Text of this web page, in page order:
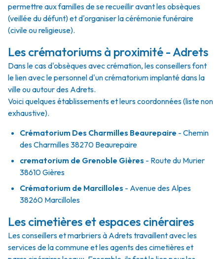
permettre aux familles de se recueillir avant les obsèques
(veillée du défunt) et d'organiser la cérémonie funéraire
(civile ou religieuse).
Les crématoriums à proximité - Adrets
Dans le cas d'obsèques avec crémation, les conseillers font
le lien avec le personnel d'un crématorium implanté dans la
ville ou autour des Adrets.
Voici quelques établissements et leurs coordonnées (liste non
exhaustive).
Crématorium Des Charmilles Beaurepaire - Chemin
des Charmilles 38270 Beaurepaire
crematorium de Grenoble Gières - Route du Murier
38610 Gières
Crématorium de Marcilloles - Avenue des Alpes
38260 Marcilloles
Les cimetières et espaces cinéraires
Les conseillers et marbriers à Adrets travaillent avec les
services de la commune et les agents des cimetières et